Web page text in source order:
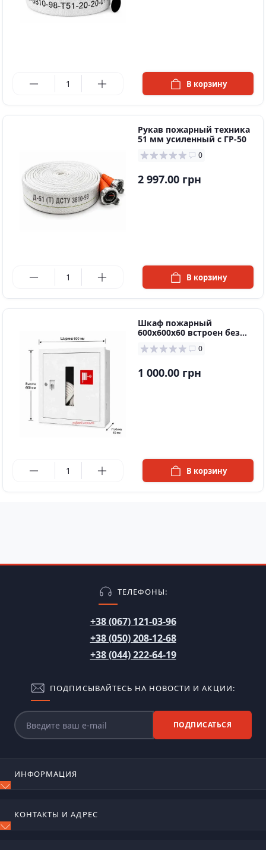
В корзину
Рукав пожарный техника
51 мм усиленный с ГР-50
0
2 997.00 грн
В корзину
Шкаф пожарный
600х600х60 встроен без
задней стенки
0
1 000.00 грн
В корзину
ТЕЛЕФОНЫ:
+38 (067) 121-03-96
+38 (050) 208-12-68
+38 (044) 222-64-19
ПОДПИСЫВАЙТЕСЬ НА НОВОСТИ И АКЦИИ:
ПОДПИСАТЬСЯ
ИНФОРМАЦИЯ
Отзывы
КОНТАКТЫ И АДРЕС